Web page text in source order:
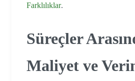
Farklılıklar.
Süreçler
Maliyet ve